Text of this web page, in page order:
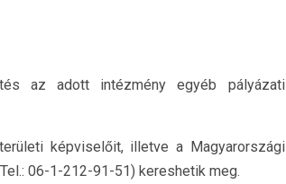
az adott intézmény egyéb pályázati
képviselőit, illetve a Magyarországi
06-1-212-91-51) kereshetik meg.